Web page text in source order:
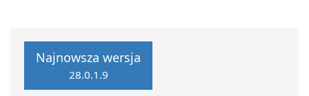
Najnowsza wersja
28.0.1.9